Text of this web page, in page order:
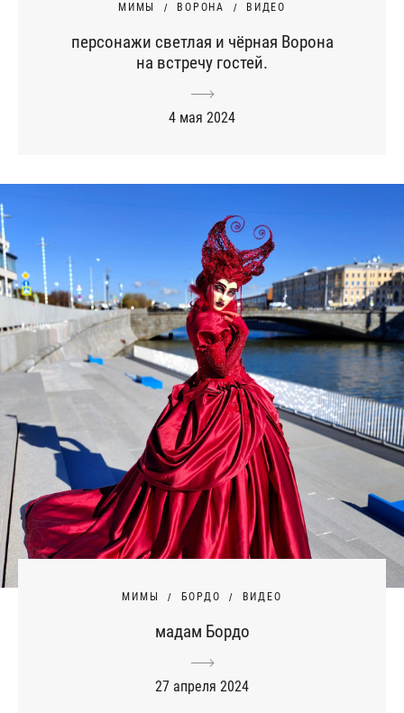
МИМЫ ВОРОНА ВИДЕО
персонажи светлая и чёрная Ворона
на встречу гостей.
4 мая 2024
МИМЫ БОРДО ВИДЕО
мадам Бордо
27 апреля 2024